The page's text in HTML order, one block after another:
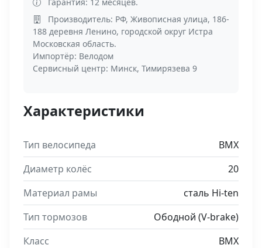
Производитель: РФ, Живописная улица, 186-
188 деревня Ленино, городской округ Истра
Московская область.
Импортёр: Велодом
Сервисный центр: Минск, Тимирязева 9
Характеристики
Тип велосипеда
BMX
Диаметр колёс
20
Материал рамы
сталь Hi-ten
Тип тормозов
Ободной (V-brake)
Класс
BMX